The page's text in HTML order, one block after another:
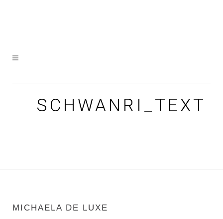
SCHWANRI_TEXT
MICHAELA DE LUXE